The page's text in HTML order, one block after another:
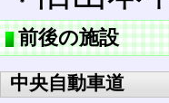
前後の施設
中央自動車道